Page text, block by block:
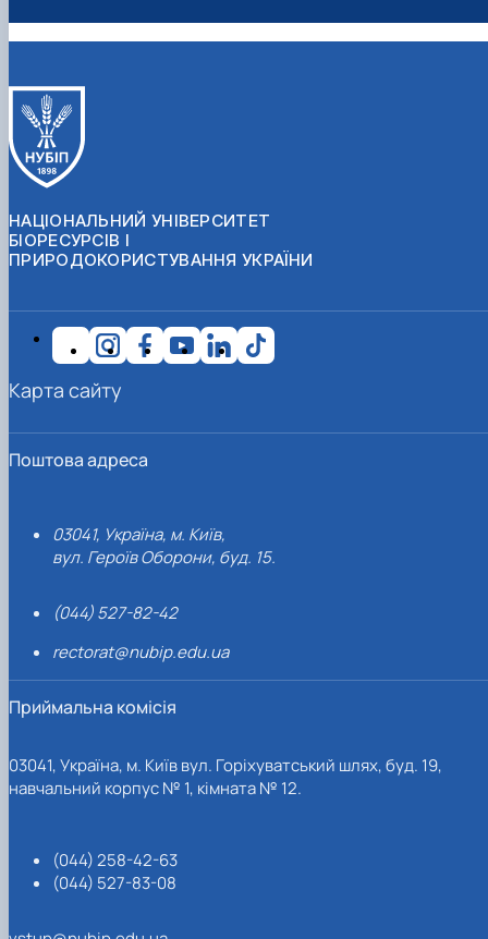
НАЦІОНАЛЬНИЙ УНІВЕРСИТЕТ
БІОРЕСУРСІВ І
ПРИРОДОКОРИСТУВАННЯ УКРАЇНИ
Поштова адреса
03041, Україна, м. Київ,
вул. Героїв Оборони, буд. 15.
(044) 527-82-42
rectorat@nubip.edu.ua
Приймальна комісія
03041, Україна, м. Київ вул. Горіхуватський шлях, буд. 19,
навчальний корпус № 1, кімната № 12.
(044) 258-42-63
(044) 527-83-08
Карта сайту